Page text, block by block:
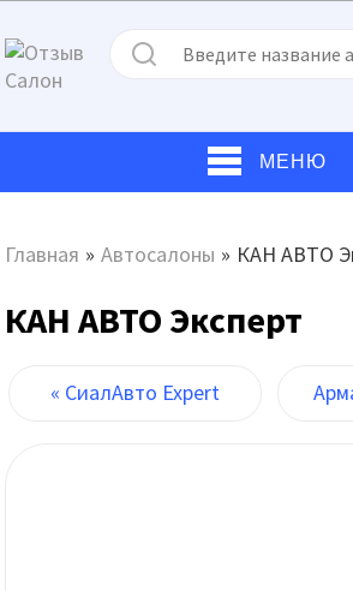
МЕНЮ
Главная » Автосалоны » КАН АВТО
КАН АВТО Эксперт
« СиалАвто Expert